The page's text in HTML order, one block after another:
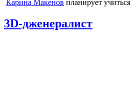
Карина Макенов планирует учиться
3D-дженералист